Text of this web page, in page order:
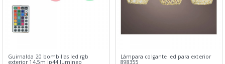
Guirnalda 20 bombillas led rgb
exterior 14,5m ip44 lumineo
Lámpara colgante led para exterior
898355